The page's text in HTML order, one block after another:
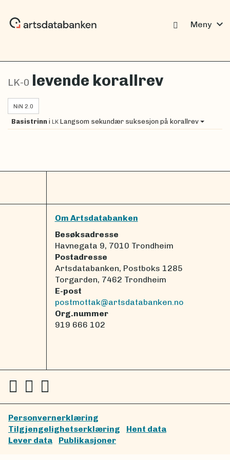
Meny expand_more
LK-0 levende korallrev
NiN 2.0
Basistrinn i LK Langsom sekundær suksesjon på korallrev
Om Artsdatabanken
Besøksadresse
Havnegata 9, 7010 Trondheim
Postadresse
Artsdatabanken, Postboks 1285
Torgarden, 7462 Trondheim
E-post
postmottak@artsdatabanken.no
Org.nummer
919 666 102
Personvernerklæring
Tilgjengelighetserklæring
Hent data
Lever data
Publikasjoner